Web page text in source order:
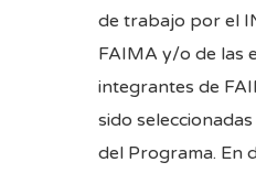
de trabajo por el
FAIMA y/o de las
integrantes de
sido
del Programa. En